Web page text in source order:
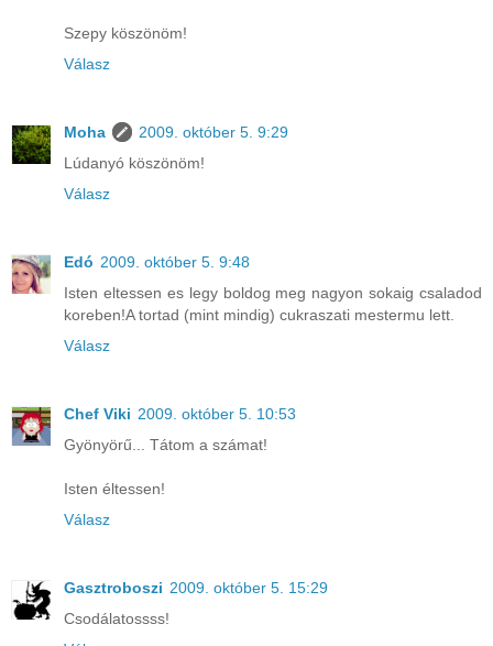
Szepy köszönöm!
Válasz
Moha
2009. október 5. 9:29
Lúdanyó köszönöm!
Válasz
Edó 2009. október 5. 9:48
Isten eltessen es legy boldog meg nagyon sokaig csaladod
koreben!A tortad (mint mindig) cukraszati mestermu lett.
Válasz
Chef Viki 2009. október 5. 10:53
Gyönyörű... Tátom a számat!
Isten éltessen!
Válasz
Gasztroboszi 2009. október 5. 15:29
Csodálatossss!